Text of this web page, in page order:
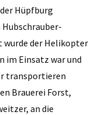
Hüpfburg
wurde der Helikopter
im Einsatz war und
transportieren
Brauerei Forst,
an die